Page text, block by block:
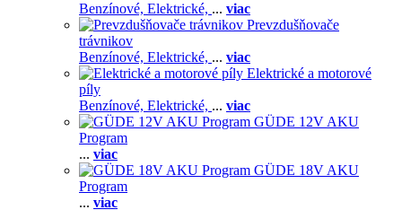
Benzínové, Elektrické, ... viac
Prevzdušňovače
trávnikov
Benzínové, Elektrické, ... viac
Elektrické a motorové
píly
Benzínové, Elektrické, ... viac
GÜDE 12V AKU
Program
... viac
GÜDE 18V AKU
Program
... viac